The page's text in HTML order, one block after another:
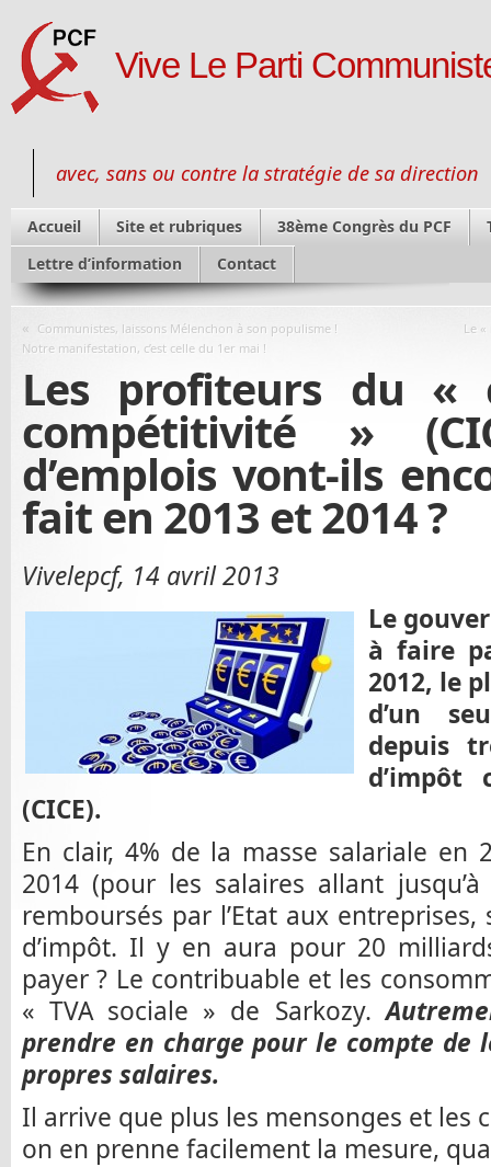
Vive Le Parti
avec, sans ou contre la stratégie de sa direction
Accueil Site et rubriques 38ème Congrès du PCF
Lettre d’information
Contact
« Communistes, laissons Mélenchon à son populisme !
Notre manifestation, c’est celle du 1er mai !
Le
Les profiteurs du «
compétitivité »
d’emplois vont-ils
fait en 2013 et 2014 ?
Vivelepcf, 14 avril 2013
Le
à faire
2012, le
d’un
depuis
d’impôt
(CICE).
En clair, 4% de la masse salariale en
2014 (pour les salaires allant
remboursés par l’Etat aux
d’impôt. Il y en aura pour 20
payer ? Le contribuable et les
« TVA sociale » de Sarkozy.
prendre en charge pour le compte de
propres salaires.
Il arrive que plus les mensonges et les
on en prenne facilement la mesure,